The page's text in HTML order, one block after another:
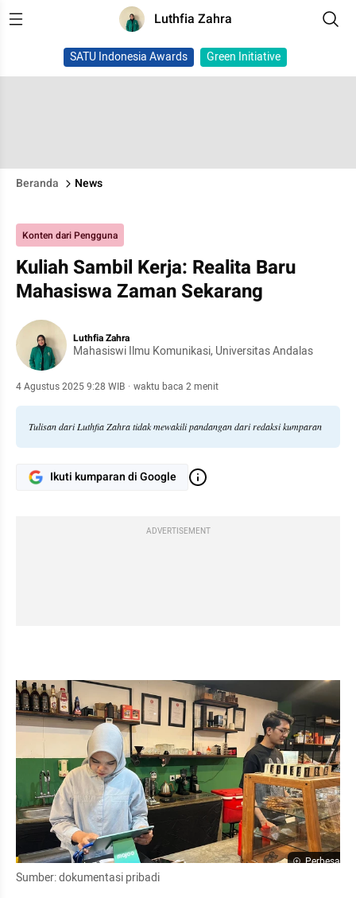
Luthfia Zahra
SATU Indonesia Awards Green Initiative
Beranda News
Konten dari Pengguna
Kuliah Sambil Kerja: Realita Baru
Mahasiswa Zaman Sekarang
Luthfia Zahra
Mahasiswi Ilmu Komunikasi, Universitas Andalas
4 Agustus 2025 9:28 WIB · waktu baca 2 menit
Tulisan dari Luthfia Zahra tidak mewakili pandangan dari redaksi kumparan
Ikuti kumparan di Google
ADVERTISEMENT
Perbesar
Sumber: dokumentasi pribadi